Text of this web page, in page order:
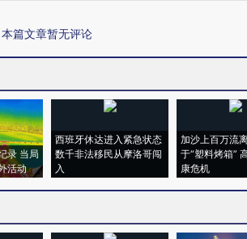
本篇文章暂无评论
录 当局
活动
西班牙休达进入紧急状态
数千非法移民从摩洛哥闯
入
加沙上百万流
于“塑料烤箱”
康危机